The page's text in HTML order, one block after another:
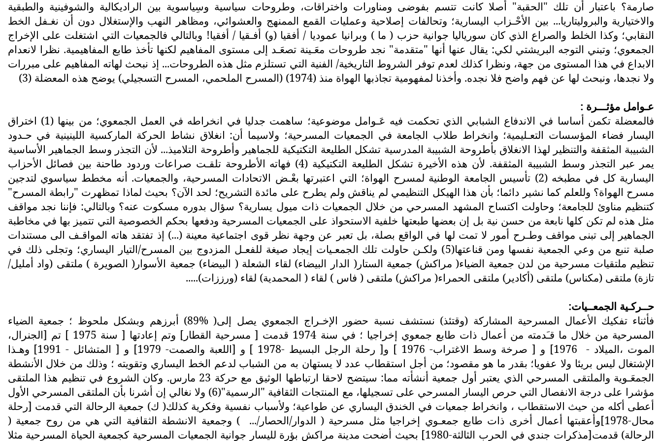
صارمة؟ باعتبار أن تلك "الحقبة" أصلا كانت تتسم بفوضى ومناورات واختراقات، وطروحات سياسية وسِياسوية بين الراديكالية والشوفينية والطبقية
والاختيارية والبروليتاريا... بين الأحْـزاب اليسارية؛ وتحالفات إصلاحية وعمليات القمع الممنهج والعشوائي، ومظاهر النهب والإستغلال دون أن نغـفل الخط
النقابي؛ وكذا الخلط والصراع الذي كان سورياليا جوانية حزب ( ما ) وبرانيا عموديا / أفقيا (و) أفـقيا / أفقيا! وبالتالي فالجمعيات التي اشتغلت على الإخراج
الجمعوي؛ وتبني التوجه البريشتي لكي: يقال عنها أنها "متقدمة" نجد طروحات معَـينة تصعَـد إلى مستوى المفاهيم لكنها تأخذ طابع المفاهيمية. نظرا لانعدام
الابداع في هذا المستوى من جهة، ونظرا كذلك لعدم توفر الشروط التاريخية/ الفنية التي تستلزم مثل هذه الطروحات... إذ نبحث لهاته المفاهيم على مبررات
ولا نجدها، ونبحث لها عن فهم واضح فلا نجده. وأخذنا لمفهومية تجاذبها الهواة منذ (1974) (المسرح الملحمي، المسرح التسجيلي) يوضح هذه المعضلة (3)
عـوامل مؤثـــرة :
فالمعضلة تكمن أساسا في الاندفاع الشبابي الذي تحكمت فيه عَـوامل موضوعية؛ ساهمت جدليا في انخراطه في العمل الجمعوي؛ من بينها (1) اختراق
اليسار فضاء المؤسسات التعـليمية؛ وانخراط طلاب الجامعة في الجمعيات المسرحية؛ ولاسيما أن: انغلاق نشاط الحركة الماركسية اللينينية في حـدود
الشبيبة المثقفة والتنظير لهذا الانغلاق بأطروحة الشبيبة المدرسية تشكل الطليعة التكتيكية للجماهير وأطروحة التلاميذ... لأن التجذر وسط الجماهير الأساسية
يمر عبر التجذر وسط الشبيبة المثقفة. لأن هذه الأخيرة تشكل الطليعة التكتيكية (4) فهاته الأطروحة تلقـت صراعات وردود طاحنة بين فصائل الأحزاب
اليسارية كل في مطبخه (2) تأسيس الجامعة الوطنية لمسرح الهواة؛ التي اعتبرتها بعْـض الاتحادات المسرحية، والجمعيات. أنه مخطط سياسوي لتدجين
مسرح الهواة؟ وللعلم كما نشير دائما؛ بأن هذا الهيكل التنظيمي لم يناقش ولم يطرح على مائدة التشريح؛ لحد الآن؟ بحيث لماذا تمظهرت "رابطة المسرح"
كتنظيم مناوئ للجامعة؛ وحاولت اكتساح المشهد المسرحي من خلال الجمعيات ذات ميول يسارية؟ سؤال بدوره مسكوت عنه؟ وبالتالي: فإننا نجد مواقف
مثل هذه لم تكن كلها نابعة من حسن نية بل إن بعضها طبعتها خلفية الاستحواذ على الجمعيات المسرحية ودفعها بحكم الخصوصية التي تتميز بها في مخاطبة
الجماهير إلى تبنى مواقف وطـرح أمور لا تمت لها في الواقع بصلة، بل تعبر عن وجهة نظر قوى اجتماعية معينة (...) إذ تفتقد هاته المواقـف الى مستندات
صلبة تنبع من وعي الجمعية نفسها ومن قناعتها(5) ولكـن حاولت تلك الجمعـيات إيجاد صيغة للفعـل المزدوج بين المسرح/التيار اليساري؛ وتجلى ذلك في
تنظيم ملتقيات مسرحية من لدن جمعية الضياء( مراكش) جمعية الستار( الدار البيضاء) لقاء الشعلة ( البيضاء) جمعية الأسوار( الصويرة ) ملتقى (واد أمليل/
تازة) ملتقى (مكناس) ملتقى (أكادير) ملتقى الحمراء( مراكش) ملتقى ( فاس ) لقاء ( المحمدية) لقاء (ورززات).....
حــركـية الجمعــيات:
فأثناء تفكيك الأعمال المسرحية المشاركة (وقتئذ) نستشف نسبة حضور الإخـراج الجمعوي يصل إلى( %89) أبرزهم وبشكل ملحوظ ؛ جمعية الضياء
المسرحية من خلال ما قـَدمته من أعمال ذات طابع جمعوي إخراجيا ؛ في سنة 1974 قدمت [ مسرحية القطار] وتم إعادتها [ سنة 1975 ] تم [الجنرال،
الموت ،الميلاد -
1976] و [ صرخة وسط الاغتراب- 1976 ] و[ رحلة الرجل البسيط -1978 ] و [اللعبة والصمت- 1979] و [ المتشائل - 1991] وهـذا
الإشتغال ليس بريئا ولا عفويا؛ بقدر ما هو مقصود؛ من أجل استقطاب عدد لا يستهان به من الشباب لدعم الخط اليساري وتقويته ؛ وذلك من خلال الأنشطة
الجمعَـوية والملتقى المسرحي الذي يعتبر أول جمعية أنشأته مما: سيتضح لاحقا ارتباطها الوثيق مع حركة 23 مارس. وكان الشروع في تنظيم هذا الملتقى
مؤشرا على درجة الانفصال التي حرص اليسار المسرحي على تسجيلها، مع المنتجات الثقافية "الرسمية"(6) ولا نغالي إن أشرنا بأن الملتقى المسرحي الأول
أعطى أكله من حيث الاستقطاب ، وانخراط جمعيات في الخندق اليساري عن طواعية؛ ولأسباب نفسية وفكرية كذلك( ك) جمعية الرحالة التي قدمت [رحلة
محال-1978]وأعقبتها أعمال أخرى ذات طابع جمعـوي إخراجيا مثل مسرحية ( الدوار/الحصار/...
) وجمعية الانشطة الثقافية التي هي من روح جمعية (
الرحالة) قدمت[مذكرات جندي في الحرب الثالثة-1980] بحيث أضحت مدينة مراكش بؤرة لليسار جوانية الجمعيات المسرحية كجمعية الحياة المسرحية مثلا